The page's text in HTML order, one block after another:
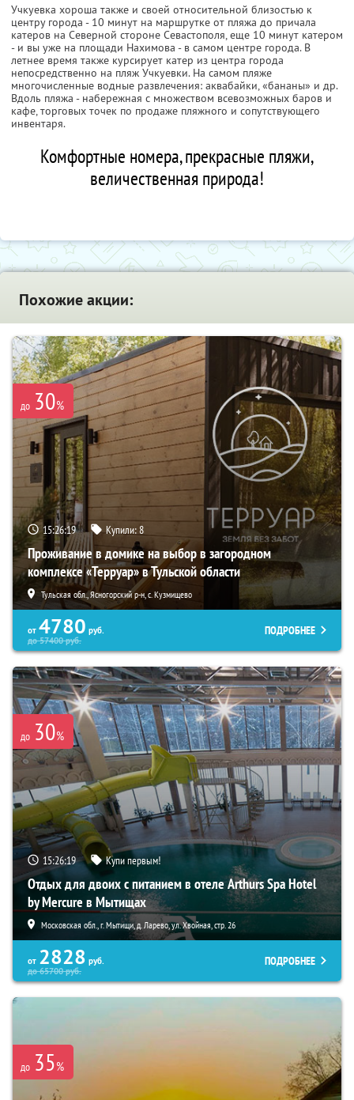
Учкуевка хороша также и своей относительной близостью к
центру города - 10 минут на маршрутке от пляжа до причала
катеров на Северной стороне Севастополя, еще 10 минут катером
- и вы уже на площади Нахимова - в самом центре города. В
летнее время также курсирует катер из центра города
непосредственно на пляж Учкуевки. На самом пляже
многочисленные водные развлечения: аквабайки, «бананы» и др.
Вдоль пляжа - набережная с множеством всевозможных баров и
кафе, торговых точек по продаже пляжного и сопутствующего
инвентаря.
Комфортные номера, прекрасные пляжи,
величественная природа!
Похожие акции:
до 30%
15:26:18 Купили:8
Проживание в домике на выбор в загородном
комплексе «Терруар» в Тульской области
Тульская обл., Ясногорский р-н, с. Кузмищево
от 4780 руб.
до57400руб.
ПОДРОБНЕЕ
до 30%
15:26:18 Купи первым!
Отдых для двоих с питанием в отеле Arthurs Spa Hotel
by Mercure в Мытищах
Московская обл., г. Мытищи, д. Ларево, ул. Хвойная, стр. 26
от 2828 руб.
до65700руб.
ПОДРОБНЕЕ
до 35%